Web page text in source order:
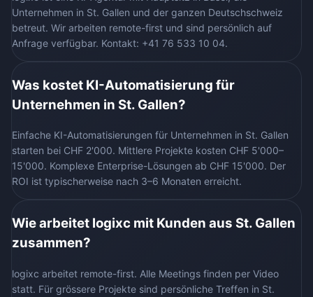
Unternehmen in St. Gallen und der ganzen Deutschschweiz
betreut. Wir arbeiten remote-first und sind persönlich auf
Anfrage verfügbar. Kontakt: +41 76 533 10 04.
Was kostet KI-Automatisierung für
Unternehmen in St. Gallen?
Einfache KI-Automatisierungen für Unternehmen in St. Gallen
starten bei CHF 2'000. Mittlere Projekte kosten CHF 5'000–
15'000. Komplexe Enterprise-Lösungen ab CHF 15'000. Der
ROI ist typischerweise nach 3–6 Monaten erreicht.
Wie arbeitet logixc mit Kunden aus St. Gallen
zusammen?
logixc arbeitet remote-first. Alle Meetings finden per Video
statt. Für grössere Projekte sind persönliche Treffen in St.